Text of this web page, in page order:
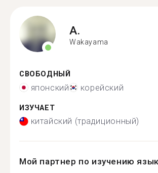
A.
Wakayama
СВОБОДНЫЙ
японский корейский
ИЗУЧАЕТ
китайский (традиционный)
Мой партнер по изучению